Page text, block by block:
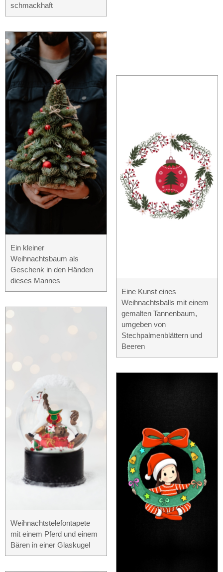
schmackhaft
Ein kleiner
Weihnachtsbaum als
Geschenk in den Händen
dieses Mannes
Weihnachtstelefontapete
mit einem Pferd und einem
Bären in einer Glaskugel
Eine Kunst eines
Weihnachtsballs mit einem
gemalten Tannenbaum,
umgeben von
Stechpalmenblättern und
Beeren